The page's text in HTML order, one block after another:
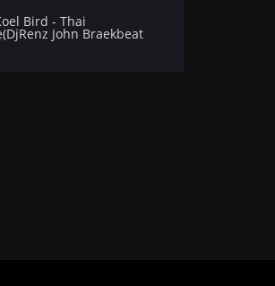
Bird - Thai
John Braekbeat